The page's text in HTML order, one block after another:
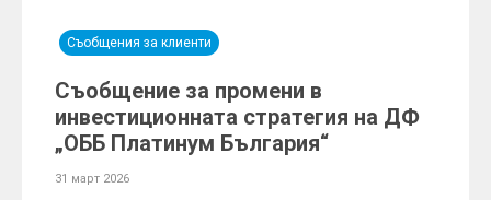
Съобщения за клиенти
Съобщение за промени в
инвестиционната стратегия на ДФ
„ОББ Платинум България“
31 март 2026